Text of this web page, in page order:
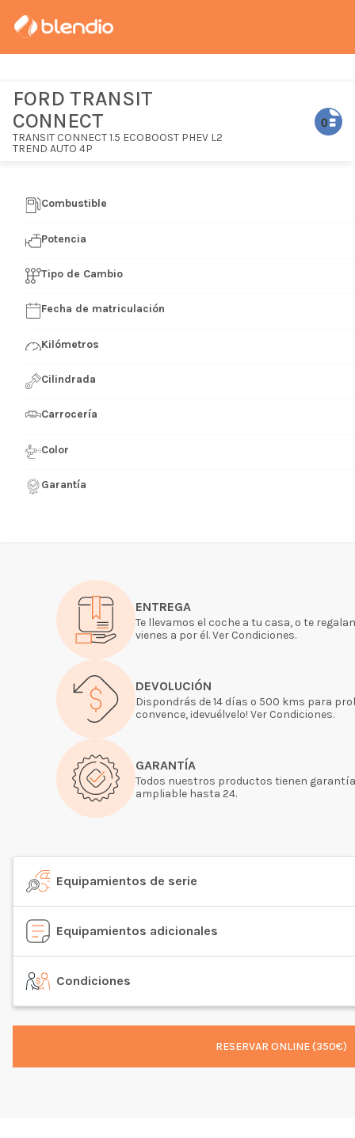
FORD TRANSIT
CONNECT
TRANSIT CONNECT 1.5 ECOBOOST PHEV L2
TREND AUTO 4P
ENTREGA
Te llevamos el coche a tu casa, o te
vienes a por él. Ver Condiciones.
DEVOLUCIÓN
Dispondrás de 14 días o 500 kms para
convence, ¡devuélvelo! Ver Condiciones.
GARANTÍA
Todos nuestros productos tienen garantía
ampliable hasta 24.
Equipamientos de serie
Equipamientos adicionales
Condiciones
RESERVAR ONLINE (350€)
Combustible
Potencia
Tipo de Cambio
Fecha de matriculación
Kilómetros
Cilindrada
Carrocería
Color
Garantía